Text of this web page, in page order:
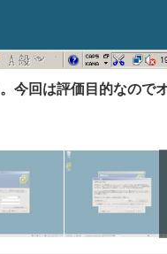
今回は評価目的なので